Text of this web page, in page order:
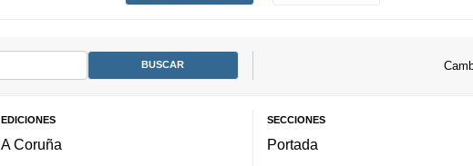
EDICIONES
A Coruña
SECCIONES
Portada